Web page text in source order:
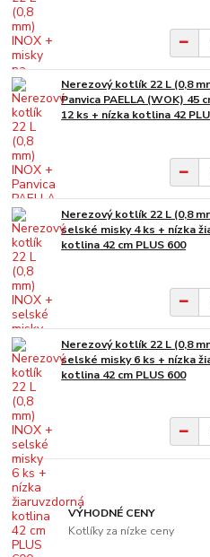
Nerezový kotlík 22 L (0,8
Panvica PAELLA (WOK) 45
12 ks + nízka kotlina 42
Nerezový kotlík 22 L (0,8
selské misky 4 ks + nízka
kotlina 42 cm PLUS 600
Nerezový kotlík 22 L (0,8
selské misky 6 ks + nízka
kotlina 42 cm PLUS 600
VÝHODNÉ CENY
Kotlíky za nízke ceny